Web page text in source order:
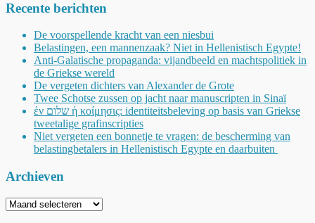
Recente berichten
De voorspellende kracht van een niesbui
Belastingen, een mannenzaak? Niet in Hellenistisch Egypte!
Anti-Galatische propaganda: vijandbeeld en machtspolitiek in
de Griekse wereld
De vergeten dichters van Alexander de Grote
Twee Schotse zussen op jacht naar manuscripten in Sinaï
ἐν שלום ἡ κοίμησις: identiteitsbeleving op basis van Griekse
tweetalige grafinscripties
Niet vergeten een bonnetje te vragen: de bescherming van
belastingbetalers in Hellenistisch Egypte en daarbuiten
Archieven
Archieven